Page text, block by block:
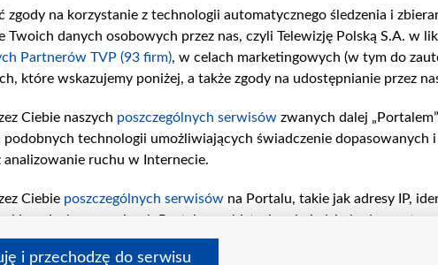
Regulamin | Polityka prywatności|Moje zgody
na korzystanie z technologii automatycznego śledzenia i
danych osobowych przez nas, czyli Telewizję Polską S.A. w
Partnerów TVP (93 firm), w celach marketingowych (w tym do
które wskazujemy poniżej, a także zgody na udostępnianie przez
Ciebie naszych poszczególnych serwisów zwanych dalej
technologii umożliwiających świadczenie dopasowanych i
ruchu w Internecie.
Ciebie poszczególnych serwisów na Portalu, takie jak adresy IP,
w serwisach Portalu czy historia odwiedzin będą
celów i funkcji: przechowywania informacji na
i przechodzę do serwisu